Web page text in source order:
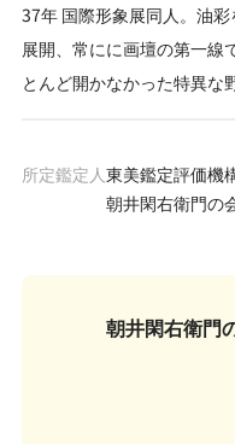
37年 国際形象展同人。油
展開、常にに画壇の第一線
とんど開かなかった特異な
所定鑑定人東美鑑定評価機
朝井閑右衛門の
朝井閑右衛門